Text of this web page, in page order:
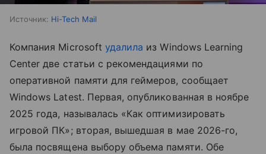
Источник: Hi-Tech Mail
Компания Microsoft удалила из Windows Learning
Center две статьи с рекомендациями по
оперативной памяти для геймеров, сообщает
Windows Latest. Первая, опубликованная в ноябре
2025 года, называлась «Как оптимизировать
игровой ПК»; вторая, вышедшая в мае 2026-го,
была посвящена выбору объема памяти. Обе